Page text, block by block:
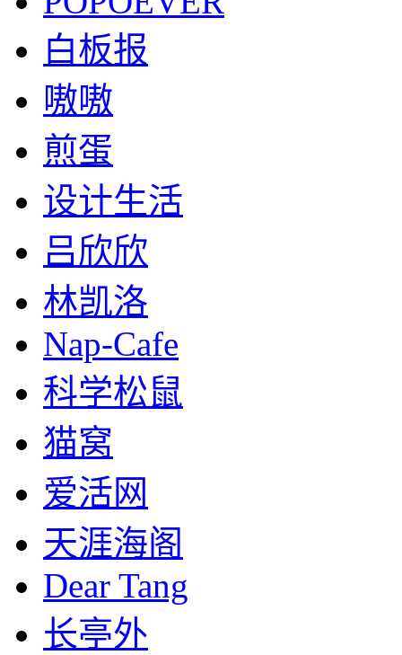
白板报
嗷嗷
煎蛋
设计生活
吕欣欣
林凯洛
Nap-Cafe
科学松鼠
猫窝
爱活网
天涯海阁
Dear Tang
长亭外